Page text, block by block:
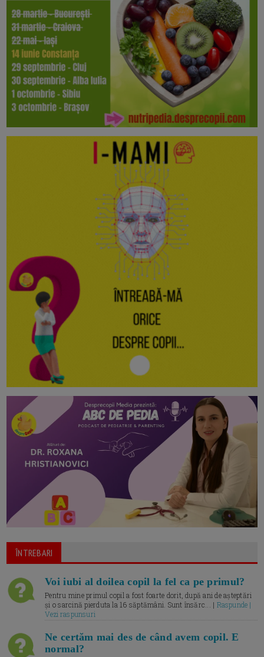
ÎNTREBARI
Voi iubi al doilea copil la fel ca pe primul?
Pentru mine primul copil a fost foarte dorit, după ani de așteptări
și o sarcină pierduta la 16 săptămâni. Sunt însărc... | Raspunde |
Vezi raspunsuri
Ne certăm mai des de când avem copil. E
normal?